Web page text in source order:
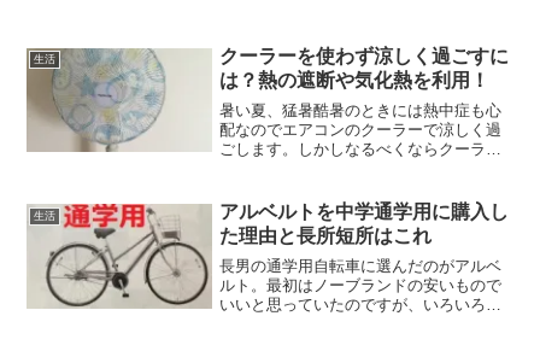
生活
クーラーを使わず涼しく過ごすに
は？熱の遮断や気化熱を利用！
暑い夏、猛暑酷暑のときには熱中症も心
配なのでエアコンのクーラーで涼しく過
ごします。しかしなるべくならクーラー
に涼しく過ごす方法についてまとめまし
た。
生活
アルベルトを中学通学用に購入し
た理由と長所短所はこれ
長男の通学用自転車に選んだのがアルベ
ルト。最初はノーブランドの安いもので
いいと思っていたのですが、いろいろ話